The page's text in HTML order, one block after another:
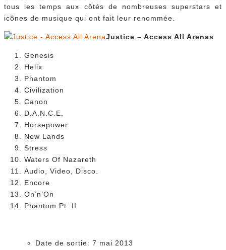
tous les temps aux côtés de nombreuses superstars et
icônes de musique qui ont fait leur renommée.
Justice – Access All Arenas
Genesis
Helix
Phantom
Civilization
Canon
D.A.N.C.E.
Horsepower
New Lands
Stress
Waters Of Nazareth
Audio, Video, Disco.
Encore
On’n’On
Phantom Pt. II
Date de sortie: 7 mai 2013